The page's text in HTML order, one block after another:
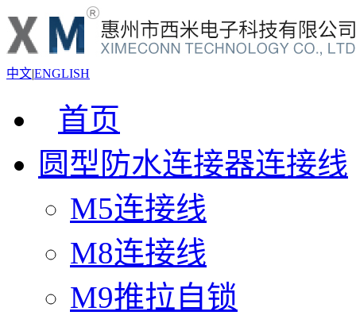
中文|ENGLISH
首页
圆型防水连接器连接线
M5连接线
M8连接线
M9推拉自锁